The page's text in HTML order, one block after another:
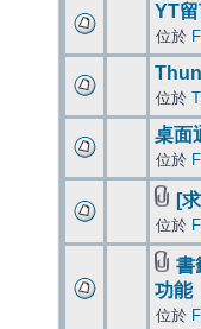
YT
位於
位於
桌面
位於
[
位於
書
功能
位於